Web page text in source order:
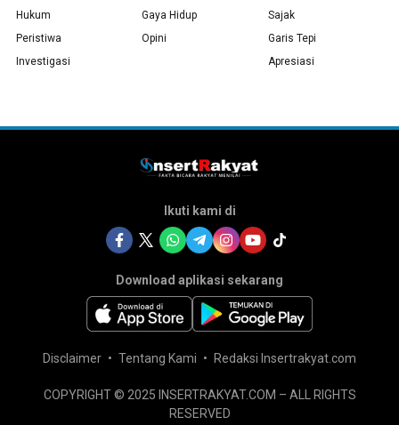
Hukum
Peristiwa
Investigasi
Gaya Hidup
Opini
Sajak
Garis Tepi
Apresiasi
Ikuti kami di
Download aplikasi sekarang
Disclaimer Tentang Kami Redaksi Insertrakyat.com
COPYRIGHT © 2025 INSERTRAKYAT.COM – ALL RIGHTS
RESERVED